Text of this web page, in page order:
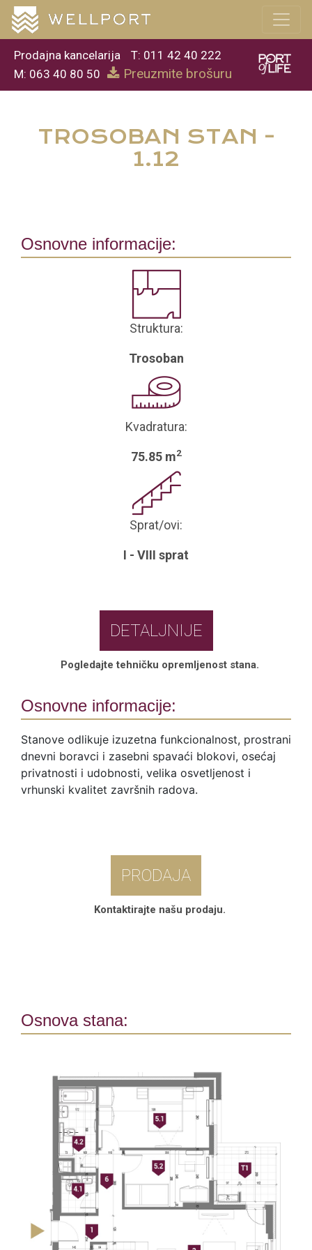
Prodajna kancelarija
T: 011 42 40 222
M: 063 40 80 50
Preuzmite brošuru
TROSOBAN STAN -
1.12
Osnovne informacije:
Struktura:
Trosoban
Kvadratura:
75.85 m2
Sprat/ovi:
I - VIII sprat
DETALJNIJE
Pogledajte tehničku opremljenost stana.
Osnovne informacije:
Stanove odlikuje izuzetna funkcionalnost, prostrani
dnevni boravci i zasebni spavaći blokovi, osećaj
privatnosti i udobnosti, velika osvetljenost i
vrhunski kvalitet završnih radova.
PRODAJA
Kontaktirajte našu prodaju.
Osnova stana: